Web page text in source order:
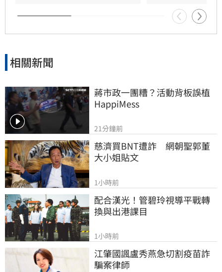
相關新聞
蔣市政一團糟？活動背板誤植
HappiMess
21分鐘前
慈濟買BNT遭詐　網朝聖郭董
大小姐貼文
1小時前
配合漢光！管碧玲視導平戰轉
換與出港課目
1小時前
江肇國諷盧秀燕急切割疫苗詐
騙案律師